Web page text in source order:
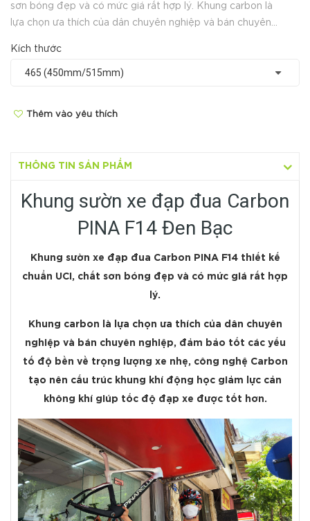
sơn bóng đẹp và có mức giá rất hợp lý. Khung carbon là
lựa chọn ưa thích của dân chuyên nghiệp và bán chuyên...
Kích thước
Thêm vào yêu thích
THÔNG TIN SẢN PHẨM
Khung sườn xe đạp đua Carbon
PINA F14 Đen Bạc
Khung sườn xe đạp đua Carbon PINA F14 thiết kế
chuẩn UCI, chất sơn bóng đẹp và có mức giá rất hợp
lý.
Khung carbon là lựa chọn ưa thích của dân chuyên
nghiệp và bán chuyên nghiệp, đảm bảo tốt các yếu
tố độ bền về trọng lượng xe nhẹ, công nghệ Carbon
tạo nên cấu trúc khung khí động học giảm lực cản
không khí giúp tốc độ đạp xe được tốt hơn.